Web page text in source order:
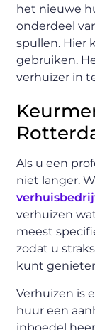
het nieuwe
onderdeel
spullen. Hier
gebruiken.
verhuizer in
Als u een
niet langer.
verhuizen
meest
zodat u
kunt
Verhuizen is
huur een
inboedel